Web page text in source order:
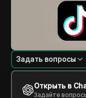
Введение в
Задать вопросы
Открыть в
Задайте
В этом видео Force